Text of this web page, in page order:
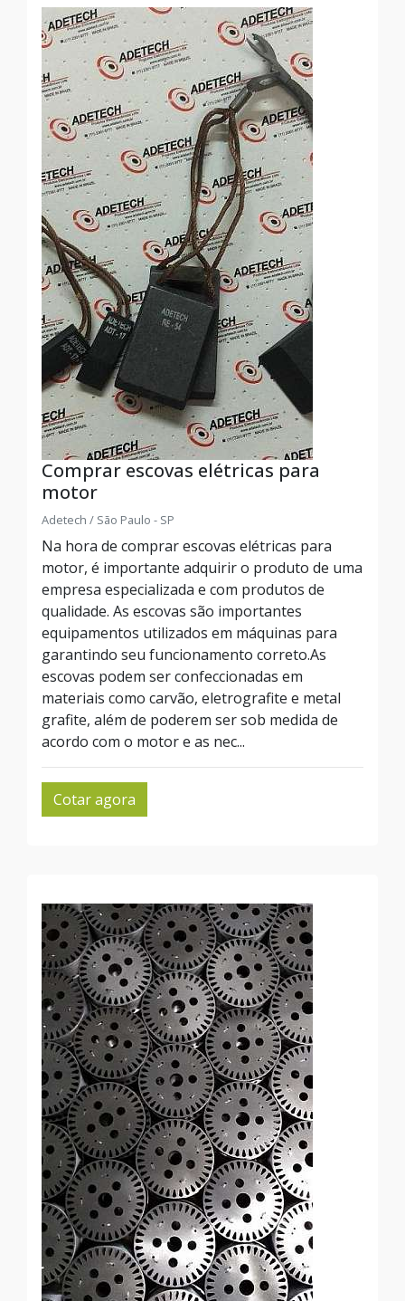
Comprar escovas elétricas para
motor
Adetech / São Paulo - SP
Na hora de comprar escovas elétricas para
motor, é importante adquirir o produto de uma
empresa especializada e com produtos de
qualidade. As escovas são importantes
equipamentos utilizados em máquinas para
garantindo seu funcionamento correto.As
escovas podem ser confeccionadas em
materiais como carvão, eletrografite e metal
grafite, além de poderem ser sob medida de
acordo com o motor e as nec...
Cotar agora